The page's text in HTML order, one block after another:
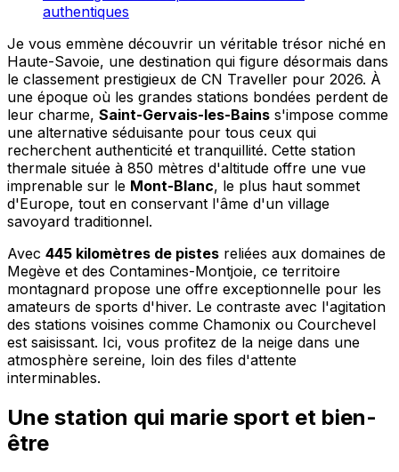
authentiques
Je vous emmène découvrir un véritable trésor niché en
Haute-Savoie, une destination qui figure désormais dans
le classement prestigieux de CN Traveller pour 2026. À
une époque où les grandes stations bondées perdent de
leur charme, Saint-Gervais-les-Bains s'impose comme
une alternative séduisante pour tous ceux qui
recherchent authenticité et tranquillité. Cette station
thermale située à 850 mètres d'altitude offre une vue
imprenable sur le Mont-Blanc, le plus haut sommet
d'Europe, tout en conservant l'âme d'un village
savoyard traditionnel.
Avec 445 kilomètres de pistes reliées aux domaines de
Megève et des Contamines-Montjoie, ce territoire
montagnard propose une offre exceptionnelle pour les
amateurs de sports d'hiver. Le contraste avec l'agitation
des stations voisines comme Chamonix ou Courchevel
est saisissant. Ici, vous profitez de la neige dans une
atmosphère sereine, loin des files d'attente
interminables.
Une station qui marie sport et bien-
être